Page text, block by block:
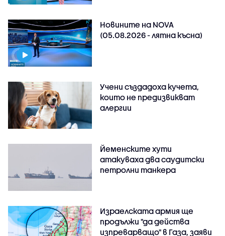
Новините на NOVA
(05.08.2026 - лятна късна)
Учени създадоха кучета,
които не предизвикват
алергии
Йеменските хути
атакуваха два саудитски
петролни танкера
Израелската армия ще
продължи "да действа
изпреварващо" в Газа, заяви